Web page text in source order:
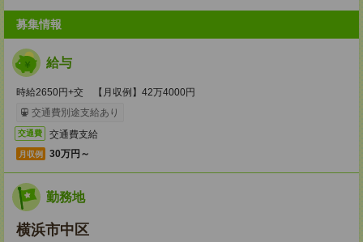
募集情報
給与
時給2650円+交 【月収例】42万4000円
交通費別途支給あり
交通費 交通費支給
月収例 30万円～
勤務地
横浜市中区